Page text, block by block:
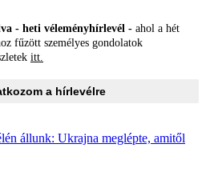
- heti véleményhírlevél - ahol a hét
fűzött személyes gondolatok
itt.
a hírlevélre
állunk: Ukrajna meglépte, amitől